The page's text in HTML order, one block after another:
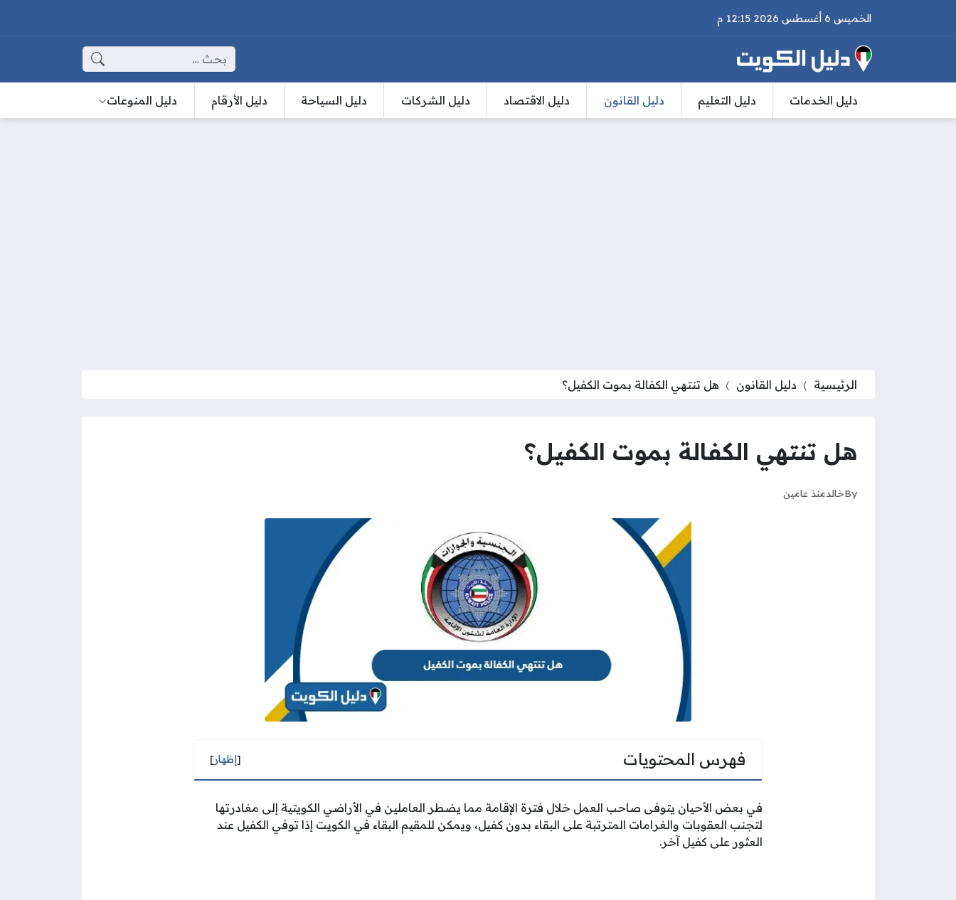
الخميس 6 أغسطس 2026 12:15 م
البحث عن:
دليل الخدمات دليل التعليم دليل القانون دليل الاقتصاد دليل الشركات دليل السياحة دليل الأرقام دليل المنوعات
الرئيسية دليل القانون هل تنتهي الكفالة بموت الكفيل؟
هل تنتهي الكفالة بموت الكفيل؟
Byخالدمنذ عامين
فهرس المحتويات [إظهار]
في بعض الأحيان يتوفى صاحب العمل خلال فترة الإقامة مما يضطر العاملين في الأراضي الكويتية إلى مغادرتها
لتجنب العقوبات والغرامات المترتبة على البقاء بدون كفيل، ويمكن للمقيم البقاء في الكويت إذا توفي الكفيل عند
العثور على كفيل آخر.